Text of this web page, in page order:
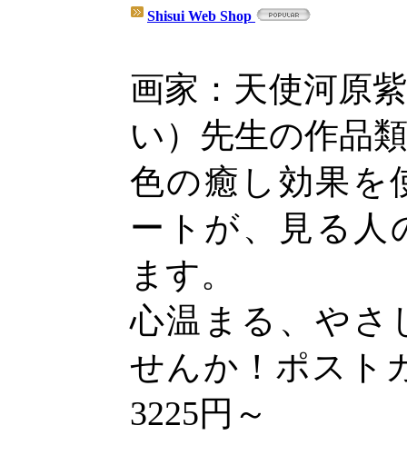
Shisui Web Shop
画家：天使河原
い）先生の作品
色の癒し効果を
ートが、見る人
ます。
心温まる、やさ
せんか！ポスト
3225円～